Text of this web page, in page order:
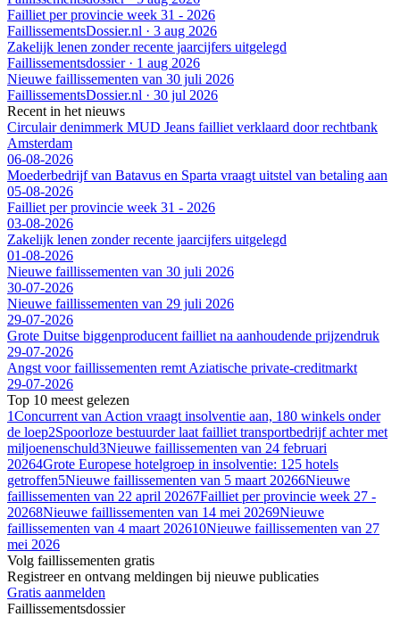
Failliet per provincie week 31 - 2026
FaillissementsDossier.nl · 3 aug 2026
Zakelijk lenen zonder recente jaarcijfers uitgelegd
Faillissementsdossier· 1 aug 2026
Nieuwe faillissementen van 30 juli 2026
FaillissementsDossier.nl · 30 jul 2026
Recent in het nieuws
Circulair denimmerk MUD Jeans failliet verklaard door rechtbank
Amsterdam
06-08-2026
Moederbedrijf van Batavus en Sparta vraagt uitstel van betaling aan
05-08-2026
Failliet per provincie week 31 - 2026
03-08-2026
Zakelijk lenen zonder recente jaarcijfers uitgelegd
01-08-2026
Nieuwe faillissementen van 30 juli 2026
30-07-2026
Nieuwe faillissementen van 29 juli 2026
29-07-2026
Grote Duitse biggenproducent failliet na aanhoudende prijzendruk
29-07-2026
Angst voor faillissementen remt Aziatische private-creditmarkt
29-07-2026
Top 10 meest gelezen
1Concurrent van Action vraagt insolventie aan, 180 winkels onder
de loep2Spoorloze bestuurder laat failliet transportbedrijf achter met
miljoenenschuld3Nieuwe faillissementen van 24 februari
20264Grote Europese hotelgroep in insolventie: 125 hotels
getroffen5Nieuwe faillissementen van 5 maart 20266Nieuwe
faillissementen van 22 april 20267Failliet per provincie week 27 -
20268Nieuwe faillissementen van 14 mei 20269Nieuwe
faillissementen van 4 maart 202610Nieuwe faillissementen van 27
mei 2026
Volg faillissementen gratis
Registreer en ontvang meldingen bij nieuwe publicaties
Gratis aanmelden
Faillissementsdossier